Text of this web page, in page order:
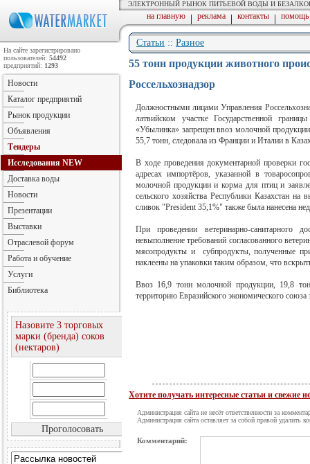
ЭЛЕКТРОННЫЙ РЫНОК ПИТЬЕВОЙ ВОДЫ И
на главную | реклама | контакты | помощь
Статьи :: Разное
55 тонн продукции животного
Россельхознадзор
Должностными лицами Управления
латвийском участке Государственной
«Убылинка» запрещен ввоз молочной
55,7 тонн, следовала из Франции и Италии в
В ходе проведения документарной проверки
адресах импортёров, указанной в
молочной продукции и корма для птиц и
сельского хозяйства Республики Казахстан
сливок "President 35,1%" также была нанесена
При проведении ветеринарно-санитарного
невыполнение требований согласованного
мясопродукты и субпродукты, полученные
наклеены на упаковки таким образом, что
Ввоз 16,9 тонн молочной продукции, 19,8
территорию Евразийского экономического
Хотите получать интересные статьи и свежие
Администрация сайта не несёт ответственности за
Администрация сайта оставляет за собой правой удалить
Комментарий:
На сайте зарегистрировано
пользователей: 54492
предприятий: 1293
Новости
Каталог предприятий
Рынок продукции
Объявления
Тендеры
Исследования NEW
Доставка воды
Новости
Презентации
Выставки
Отраслевой форум
Работа и обучение
Услуги
Библиотека
Назовите 3 торговых
марки (бренда) соков
(нектаров)